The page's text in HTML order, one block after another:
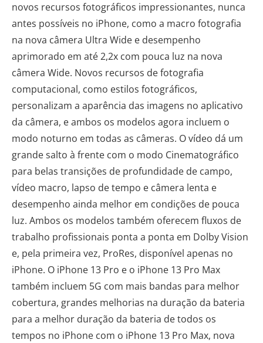
novos recursos fotográficos impressionantes, nunca
antes possíveis no iPhone, como a macro fotografia
na nova câmera Ultra Wide e desempenho
aprimorado em até 2,2x com pouca luz na nova
câmera Wide. Novos recursos de fotografia
computacional, como estilos fotográficos,
personalizam a aparência das imagens no aplicativo
da câmera, e ambos os modelos agora incluem o
modo noturno em todas as câmeras. O vídeo dá um
grande salto à frente com o modo Cinematográfico
para belas transições de profundidade de campo,
vídeo macro, lapso de tempo e câmera lenta e
desempenho ainda melhor em condições de pouca
luz. Ambos os modelos também oferecem fluxos de
trabalho profissionais ponta a ponta em Dolby Vision
e, pela primeira vez, ProRes, disponível apenas no
iPhone. O iPhone 13 Pro e o iPhone 13 Pro Max
também incluem 5G com mais bandas para melhor
cobertura, grandes melhorias na duração da bateria
para a melhor duração da bateria de todos os
tempos no iPhone com o iPhone 13 Pro Max, nova